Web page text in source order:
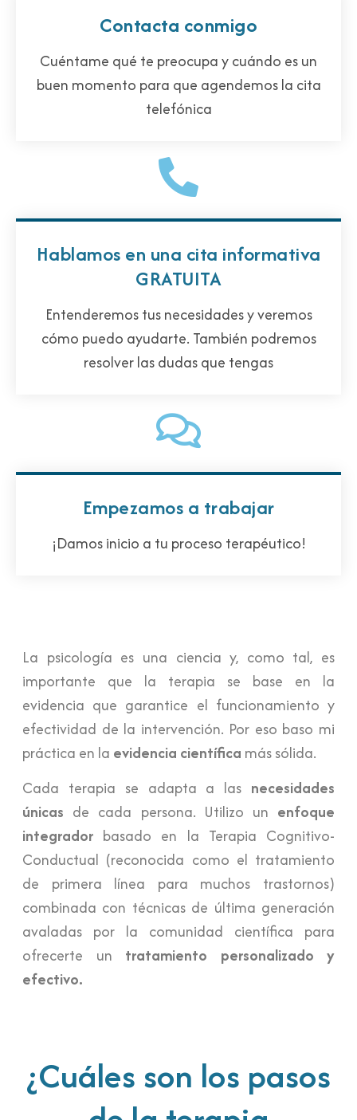
Contacta conmigo
Cuéntame qué te preocupa y cuándo es un
buen momento para que agendemos la cita
telefónica
Hablamos en una cita informativa
GRATUITA
Entenderemos tus necesidades y veremos
cómo puedo ayudarte. También podremos
resolver las dudas que tengas
Empezamos a trabajar
¡Damos inicio a tu proceso terapéutico!
La psicología es una ciencia y, como tal, es
importante que la terapia se base en la
evidencia que garantice el funcionamiento y
efectividad de la intervención. Por eso baso mi
práctica en la evidencia científica más sólida.
Cada terapia se adapta a las necesidades
únicas de cada persona. Utilizo un enfoque
integrador basado en la Terapia Cognitivo-
Conductual (reconocida como el tratamiento
de primera línea para muchos trastornos)
combinada con técnicas de última generación
avaladas por la comunidad científica para
ofrecerte un tratamiento personalizado y
efectivo.
¿Cuáles son los pasos